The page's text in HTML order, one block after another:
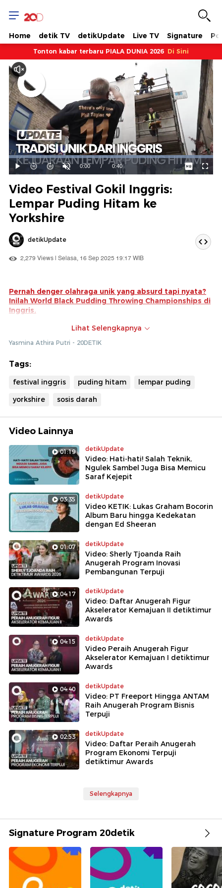
Home detik TV detikUpdate Live TV Signature
Tonton kabar terbaru PIALA DUNIA 2026 Di Sini
Mainkan
Suara
Hidup
Waktu
ini
0:00 / Durasi
0:40
Dimuat:
100.00%
Video Festival Gokil Inggris:
Lempar Puding Hitam ke
Yorkshire
detikUpdate
2,279 Views | Selasa, 16 Sep 2025 19:17 WIB
Pernah denger olahraga unik yang absurd tapi nyata?
Inilah World Black Pudding Throwing Championships di
Inggris.
Peserta harus lempar puding hitam, alias sosis darah
Tiga kali kesempatan, vibes-nya kayak main dart, tapi
Lihat Selengkapnya
Yasmina Athira Putri - 20DETIK
Tags:
festival inggris puding hitam
lempar puding
yorkshire
sosis darah
Video Lainnya
01:19 detikUpdate
Video: Hati-hati! Salah Teknik,
Ngulek Sambel Juga Bisa Memicu
Saraf Kejepit
03:35 detikUpdate
Video KETIK: Lukas Graham Bocorin
Album Baru hingga Kedekatan
dengan Ed Sheeran
01:07 detikUpdate
Video: Sherly Tjoanda Raih
Anugerah Program Inovasi
Pembangunan Terpuji
04:17 detikUpdate
Video: Daftar Anugerah Figur
Akselerator Kemajuan II detiktimur
Awards
04:15 detikUpdate
Video Peraih Anugerah Figur
Akselerator Kemajuan I detiktimur
Awards
04:40 detikUpdate
Video: PT Freeport Hingga ANTAM
Raih Anugerah Program Bisnis
Terpuji
02:53 detikUpdate
Video: Daftar Peraih Anugerah
Program Ekonomi Terpuji
detiktimur Awards
Selengkapnya
Signature Program 20detik